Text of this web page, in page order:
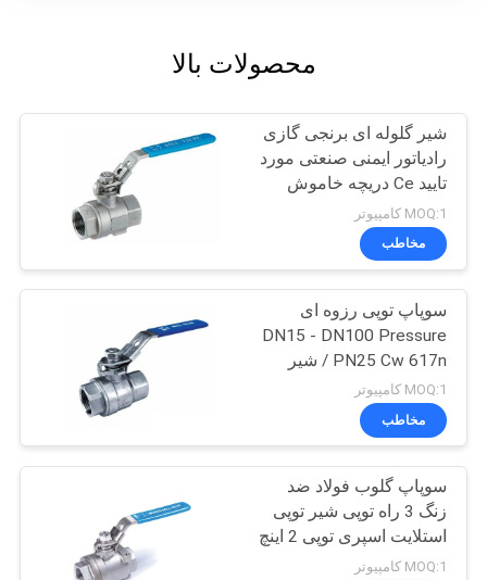
محصولات بالا
شیر گلوله ای برنجی گازی
رادیاتور ایمنی صنعتی مورد
تایید Ce دریچه خاموش
اهرمی NPT مرد
MOQ:1 کامپیوتر
مخاطب
سوپاپ توپی رزوه ای
DN15 - DN100 Pressure
PN25 Cw 617n / شیر
توپی برنجی HPB59-3
MOQ:1 کامپیوتر
مخاطب
سوپاپ گلوب فولاد ضد
زنگ 3 راه توپی شیر توپی
استلایت اسپری توپی 2 اینچ
2500#
MOQ:1 کامپیوتر